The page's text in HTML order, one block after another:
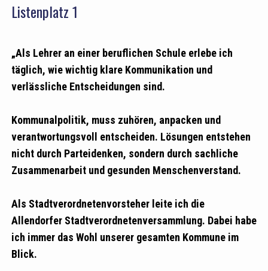
Listenplatz 1
„Als Lehrer an einer beruflichen Schule erlebe ich
täglich, wie wichtig klare Kommunikation und
verlässliche Entscheidungen sind.
Kommunalpolitik, muss zuhören, anpacken und
verantwortungsvoll entscheiden. Lösungen entstehen
nicht durch Parteidenken, sondern durch sachliche
Zusammenarbeit und gesunden Menschenverstand.
Als Stadtverordnetenvorsteher leite ich die
Allendorfer Stadtverordnetenversammlung. Dabei habe
ich immer das Wohl unserer gesamten Kommune im
Blick.